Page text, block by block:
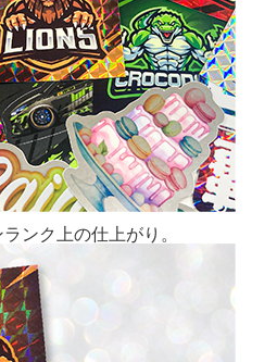
ンク上の仕上がり。